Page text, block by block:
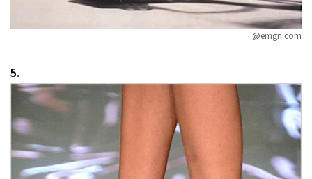
@emgn.com
5.